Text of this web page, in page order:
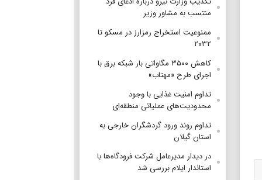
منتسب به مشاور وزیر
ممنوعیت استخراج رمزارز در مسکو تا
۲۰۳۲
کاهش ۳۵۰۰ مگاواتی بار شبکه برق با
اجرای طرح «مهتاب»
تداوم امنیت غذایی با وجود
محدودیت‌های عملیاتی منطقه‌ای
تداوم روند ورود گردشگران خارجی به
استان گیلان
در دیدار مدیرعامل شرکت فرودگاه‌ها با
استاندار ایلام بررسی شد